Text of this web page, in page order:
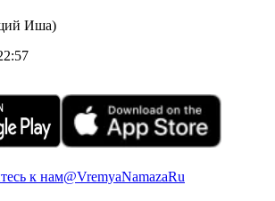
Иша)
к нам@VremyaNamazaRu